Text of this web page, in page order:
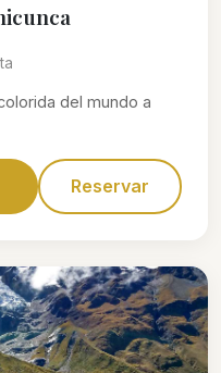
del mundo a
Reservar